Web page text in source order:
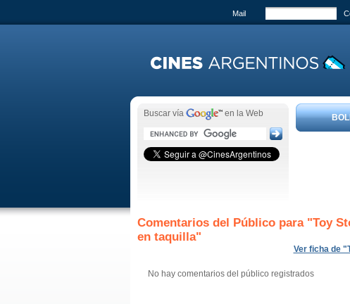
Mail
Buscar vía en la Web
Comentarios del Público para "Toy
en taquilla"
Ver ficha de
No hay comentarios del público registrados